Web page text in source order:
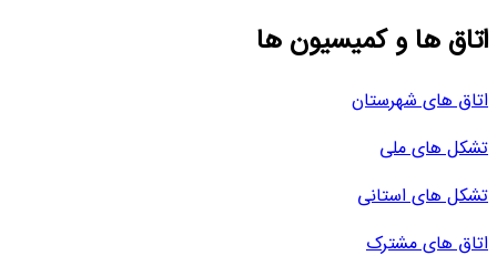
اتاق ها و کمیسیون ها
اتاق های شهرستان
تشکل های ملی
تشکل های استانی
اتاق های مشترک